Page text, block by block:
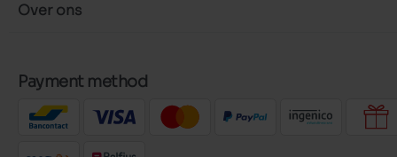
Over ons
Payment method